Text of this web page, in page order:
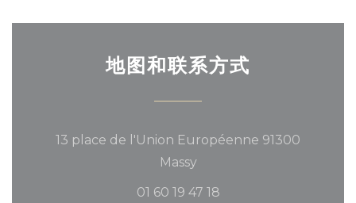
地图和联系方式
13 place de l'Union Européenne 91300
Massy((在新窗口中打开))
01 60 19 47 18